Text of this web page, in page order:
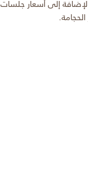
إلى أسعار جلسات